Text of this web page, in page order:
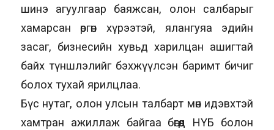
шинэ агуулгаар баяжсан, олон салбарыг
хамарсан өргөн хүрээтэй, ялангуяа эдийн
засаг, бизнесийн хувьд харилцан ашигтай
байх түншлэлийг бэхжүүлсэн баримт бичиг
болох тухай ярилцлаа.
Бүс нутаг, олон улсын талбарт мөн идэвхтэй
хамтран ажиллаж байгаа бөгөөд НҮБ болон